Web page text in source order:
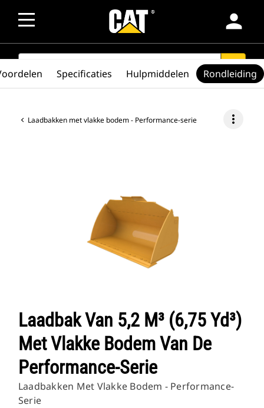
person
SEARCH search
Laadbakken met vlakke bodem - Performance-serie more_vert
Laadbak Van 5,2 M³ (6,75 Yd³)
Met Vlakke Bodem Van De
Performance-Serie
Laadbakken Met Vlakke Bodem - Performance-
Serie
Specificaties Hulpmiddelen Rondleiding